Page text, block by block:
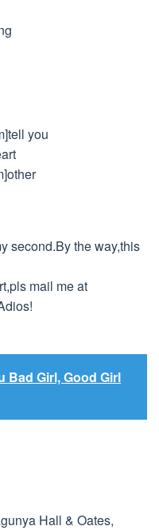
you
second.By the way,this
mail me at
!
Bad Girl, Good Girl
Hall & Oates,